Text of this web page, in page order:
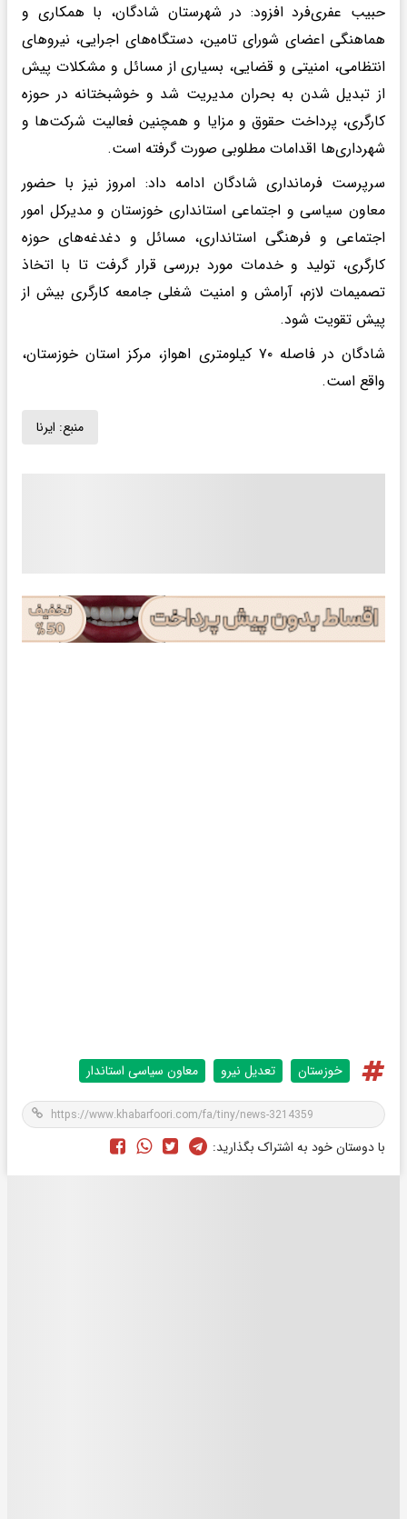
حبیب عفری‌فرد افزود: در شهرستان شادگان، با همکاری و
هماهنگی اعضای شورای تامین، دستگاه‌های اجرایی، نیروهای
انتظامی، امنیتی و قضایی، بسیاری از مسائل و مشکلات پیش
از تبدیل شدن به بحران مدیریت شد و خوشبختانه در حوزه
کارگری، پرداخت حقوق و مزایا و همچنین فعالیت شرکت‌ها و
شهرداری‌ها اقدامات مطلوبی صورت گرفته است.
سرپرست فرمانداری شادگان ادامه داد: امروز نیز با حضور
معاون سیاسی و اجتماعی استانداری خوزستان و مدیرکل امور
اجتماعی و فرهنگی استانداری، مسائل و دغدغه‌های حوزه
کارگری، تولید و خدمات مورد بررسی قرار گرفت تا با اتخاذ
تصمیمات لازم، آرامش و امنیت شغلی جامعه کارگری بیش از
پیش تقویت شود.
شادگان در فاصله ۷۰ کیلومتری اهواز، مرکز استان خوزستان،
واقع است.
منبع: ایرنا
خوزستان تعدیل نیرو معاون سیاسی استاندار
با دوستان خود به اشتراک بگذارید: